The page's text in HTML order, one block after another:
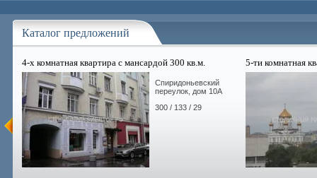
Каталог предложений
4-х комнатная квартира с мансардой 300 кв.м.
Спиридоньевский
переулок, дом 10А
300 / 133 / 29
5-ти комнатная